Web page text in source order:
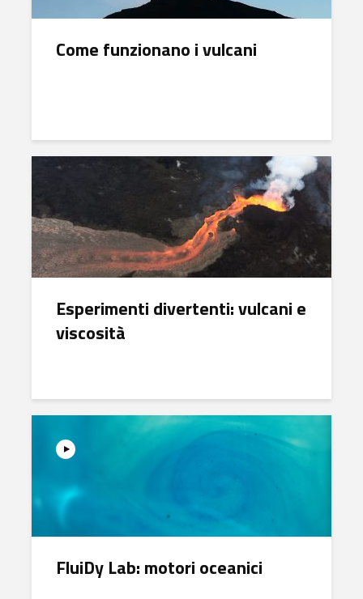
Come funzionano i vulcani
Esperimenti divertenti: vulcani e
viscosità
FluiDy Lab: motori oceanici